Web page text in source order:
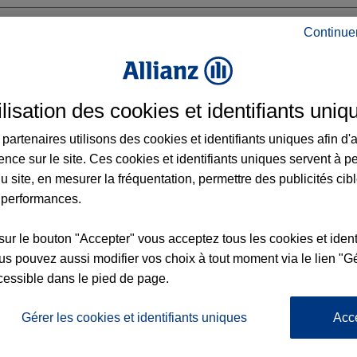
MONTAIGU
des cookies et identifiants
partenaires utilisons des cookies et identifiants uniques afin
sur le site. Ces cookies et identifiants uniques servent à
site, en mesurer la fréquentation, permettre des publicités
le bouton "Accepter" vous acceptez tous les cookies et
pouvez aussi modifier vos choix à tout moment via le lien
dans le pied de page.
Gérer les cookies et identifiants uniques